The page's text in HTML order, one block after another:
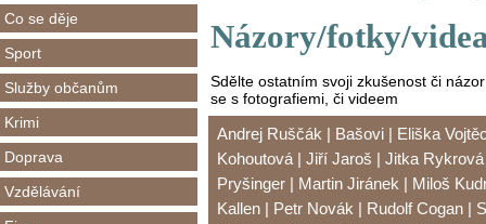
Co se děje
Sport
Služby občanům
Krimi
Doprava
Vzdělávání
Názory/fotky/
Sdělte ostatním svoji zkušenost či
se s fotografiemi, či videem
Andrej Ruščák | Bašovi | Eliška
Kohoutová | Jiří Jaroš | Jitka
Pryšinger | Martin Jiránek | Miloš
Kallen | Petr Novák | Rudolf Cogan |